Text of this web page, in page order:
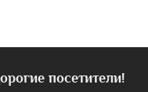
посетители!